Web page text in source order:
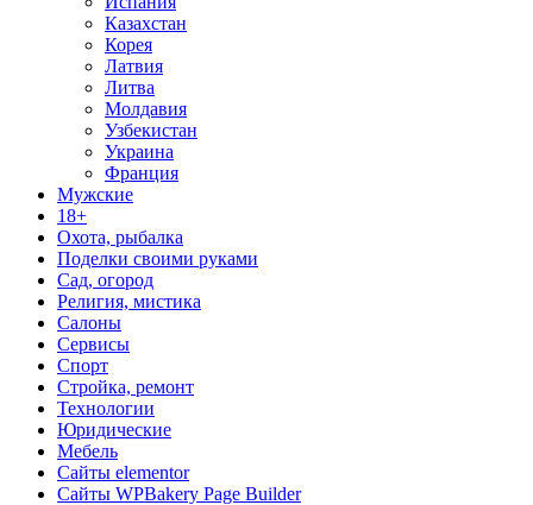
Казахстан
Корея
Латвия
Литва
Молдавия
Узбекистан
Украина
Франция
Мужские
18+
Охота, рыбалка
Поделки своими руками
Сад, огород
Религия, мистика
Салоны
Сервисы
Спорт
Стройка, ремонт
Технологии
Юридические
Мебель
Сайты elementor
Сайты WPBakery Page Builder